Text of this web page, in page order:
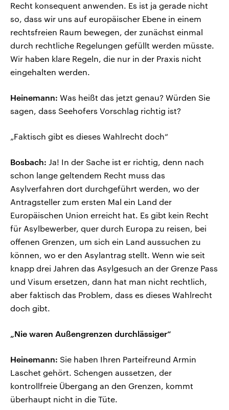
Recht konsequent anwenden. Es ist ja gerade nicht
so, dass wir uns auf europäischer Ebene in einem
rechtsfreien Raum bewegen, der zunächst einmal
durch rechtliche Regelungen gefüllt werden müsste.
Wir haben klare Regeln, die nur in der Praxis nicht
eingehalten werden.
Heinemann: Was heißt das jetzt genau? Würden Sie
sagen, dass Seehofers Vorschlag richtig ist?
„Faktisch gibt es dieses Wahlrecht doch“
Bosbach: Ja! In der Sache ist er richtig, denn nach
schon lange geltendem Recht muss das
Asylverfahren dort durchgeführt werden, wo der
Antragsteller zum ersten Mal ein Land der
Europäischen Union erreicht hat. Es gibt kein Recht
für Asylbewerber, quer durch Europa zu reisen, bei
offenen Grenzen, um sich ein Land aussuchen zu
können, wo er den Asylantrag stellt. Wenn wie seit
knapp drei Jahren das Asylgesuch an der Grenze Pass
und Visum ersetzen, dann hat man nicht rechtlich,
aber faktisch das Problem, dass es dieses Wahlrecht
doch gibt.
„Nie waren Außengrenzen durchlässiger“
Heinemann: Sie haben Ihren Parteifreund Armin
Laschet gehört. Schengen aussetzen, der
kontrollfreie Übergang an den Grenzen, kommt
überhaupt nicht in die Tüte.